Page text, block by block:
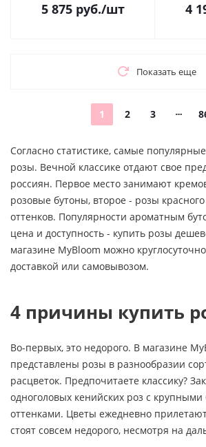
5 875руб./шт 4
Показать еще
1 2 3
Согласно статистике, самые
розы. Вечной классике отдают свое
россиян. Первое место занимают
розовые бутоны, второе - розы
оттенков. Популярности ароматным
цена и доступность - купить розы
магазине MyBloom можно
доставкой или самовывозом.
4 причины купить
Во-первых, это недорого. В магазине
представлены розы в разнообразии
расцветок. Предпочитаете классику?
одноголовых кенийских роз с
оттенками. Цветы ежедневно
стоят совсем недорого, несмотря на